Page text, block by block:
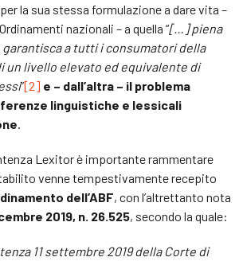
la sua stessa formulazione a dare vita –
nazionali – a quella “[…] piena
garantisca a tutti i consumatori della
un livello elevato ed equivalente di
”[2] e – dall’altra – il problema
linguistiche e lessicali
.
Lexitor è importante rammentare
venne tempestivamente recepito
dell’ABF, con l’altrettanto nota
2019, n. 26.525, secondo la quale:
11 settembre 2019 della Corte di